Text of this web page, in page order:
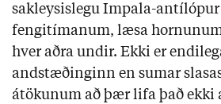
sakleysislegu Impala-antílópur
fengitímanum, læsa hornunum
hver aðra undir. Ekki er
andstæðinginn en sumar
átökunum að þær lifa það ekki